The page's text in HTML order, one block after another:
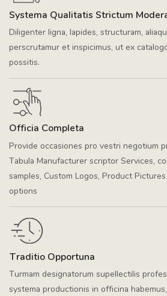
Systema Qualitatis Strictum
Diligenter ligna, lapides, structuram,
perscrutamur et inspicimus, ut ex
possitis.
Officia Completa
Provide occasiones pro vestri negotium
Tabula Manufacturer scriptor Services,
samples, Custom Logos, Product
options
Traditio Opportuna
Turmam designatorum supellectilis
systema productionis in officina